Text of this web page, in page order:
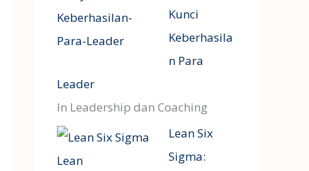
Kunci
Keberhasila
n Para
Leader
In Leadership dan Coaching
Lean Six
Sigma: